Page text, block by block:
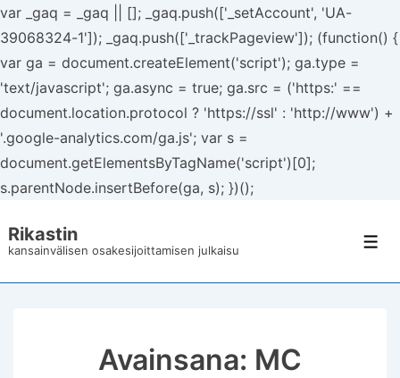
var _gaq = _gaq || []; _gaq.push(['_setAccount', 'UA-
39068324-1']); _gaq.push(['_trackPageview']); (function() {
var ga = document.createElement('script'); ga.type =
'text/javascript'; ga.async = true; ga.src = ('https:' ==
document.location.protocol ? 'https://ssl' : 'http://www') +
'.google-analytics.com/ga.js'; var s =
document.getElementsByTagName('script')[0];
s.parentNode.insertBefore(ga, s); })();
Siirry
Rikastin
kansainvälisen osakesijoittamisen julkaisu
Avainsana: MC